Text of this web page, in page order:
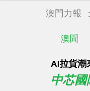
澳聞
澳門力報
AI拉貨潮
中芯